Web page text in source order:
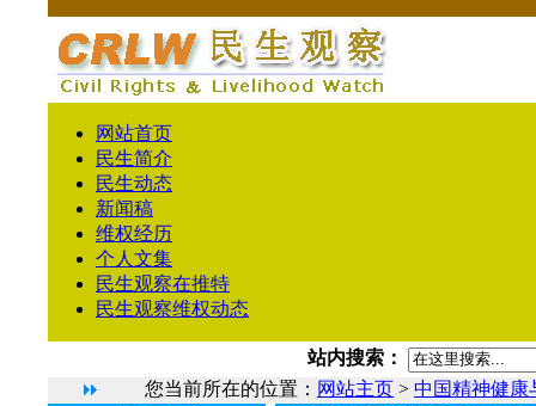
网站首页
民生简介
民生动态
新闻稿
维权经历
个人文集
民生观察在推特
民生观察维权动态
站内搜索：
您当前所在的位置： 网站主页 > 中国精神健康